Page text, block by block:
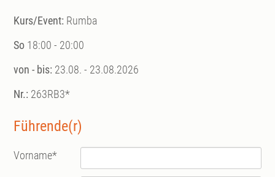
Kurs/Event: Rumba
So 18:00 - 20:00
von - bis: 23.08. - 23.08.2026
Nr.: 263RB3*
Führende(r)
Vorname*